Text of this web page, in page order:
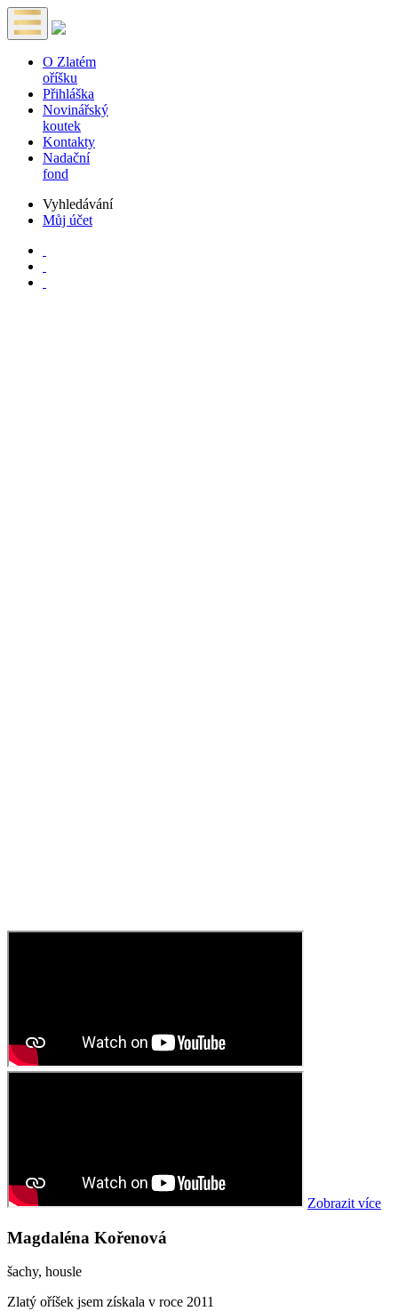
O Zlatém
oříšku
Přihláška
Novinářský
koutek
Kontakty
Nadační
fond
Vyhledávání
Můj účet
Zobrazit více
Magdaléna Kořenová
šachy, housle
Zlatý oříšek jsem získala v roce 2011